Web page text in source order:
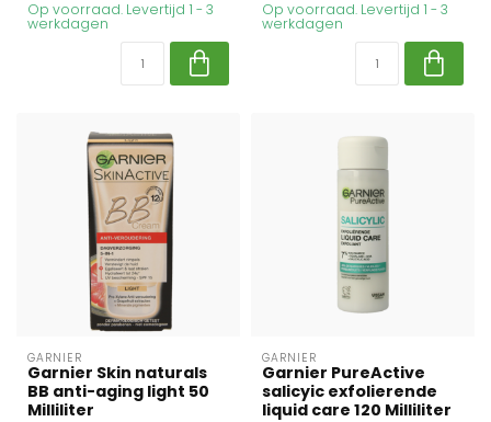
Op voorraad. Levertijd 1 - 3
werkdagen
Op voorraad. Levertijd 1 - 3
werkdagen
GARNIER
Garnier Skin naturals
BB anti-aging light 50
Milliliter
GARNIER
Garnier PureActive
salicyic exfolierende
liquid care 120 Milliliter